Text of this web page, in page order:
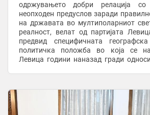
одржувањето добри релација
неопходен предуслов заради
на државата во мултиполарниот
реалност, велат од партијата
предвид специфичната
политичка положба во која се
Левица години наназад гради